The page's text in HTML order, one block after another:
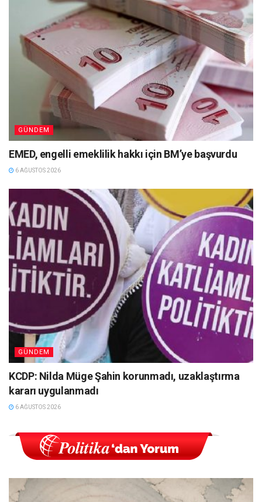
GÜNDEM
EMED, engelli emeklilik hakkı için BM’ye başvurdu
6 AĞUSTOS 2026
GÜNDEM
KCDP: Nilda Müge Şahin korunmadı, uzaklaştırma
kararı uygulanmadı
6 AĞUSTOS 2026